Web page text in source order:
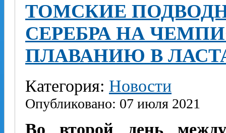
ТОМСКИЕ
СЕРЕБРА НА
ПЛАВАНИЮ В
Категория: Новости
Опубликовано: 07 июля 2021